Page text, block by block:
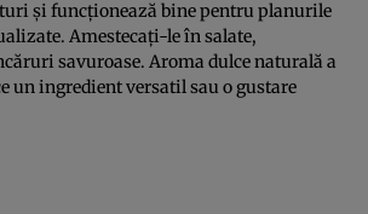
și funcționează bine pentru planurile
Amestecați-le în salate,
savuroase. Aroma dulce naturală a
un ingredient versatil sau o gustare